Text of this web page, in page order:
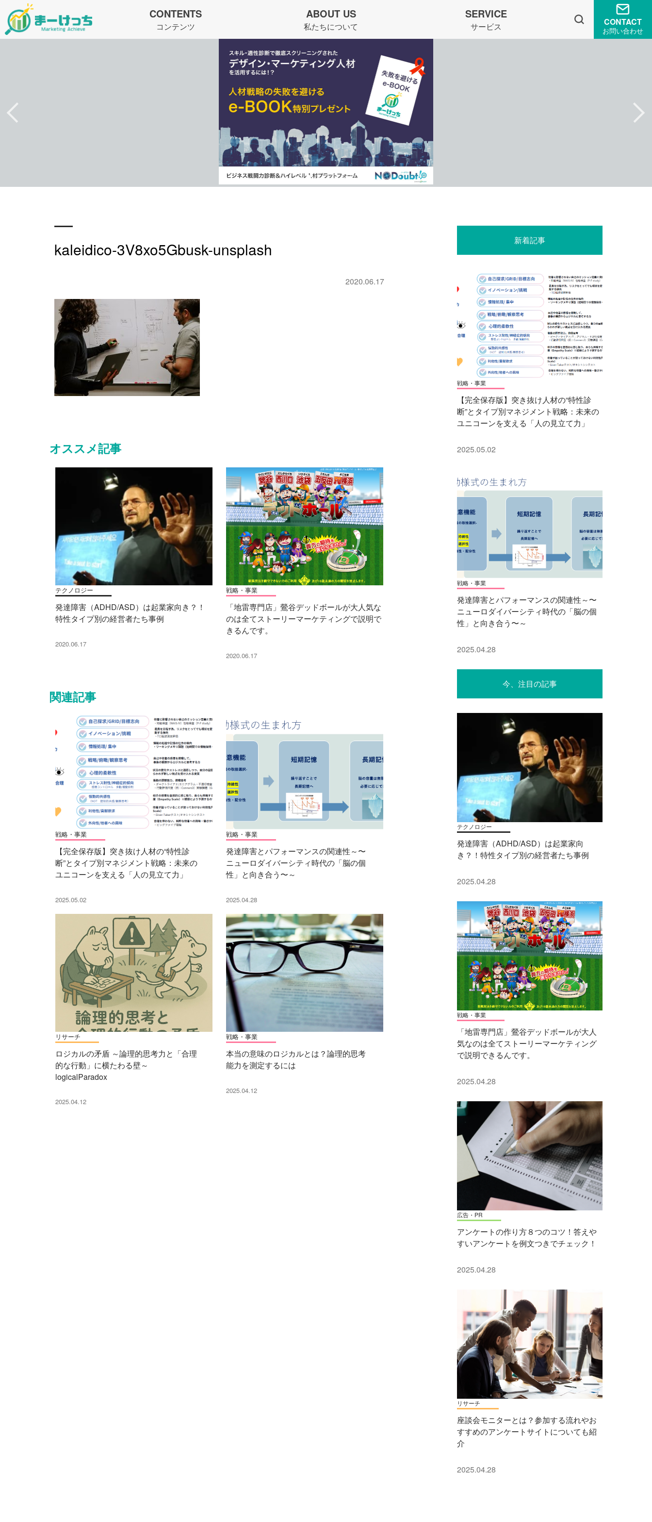
CONTENTS
コンテンツ
ABOUT US
私たちについて
SERVICE
サービス CONTACT
お問い合わせ
kaleidico-3V8xo5Gbusk-unsplash
2020.06.17
オススメ記事
テクノロジー
発達障害（ADHD/ASD）は起業家向き？！
特性タイプ別の経営者たち事例
2020.06.17
戦略・事業
「地雷専門店」鶯谷デッドボールが大人気な
のは全てストーリーマーケティングで説明で
きるんです。
2020.06.17
関連記事
戦略・事業
【完全保存版】突き抜け人材の“特性診
断”とタイプ別マネジメント戦略：未来の
ユニコーンを支える「人の見立て力」
2025.05.02
戦略・事業
発達障害とパフォーマンスの関連性～〜
ニューロダイバーシティ時代の「脳の個
性」と向き合う〜～
2025.04.28
リサーチ
ロジカルの矛盾 ～論理的思考力と「合理
的な行動」に横たわる壁～
logicalParadox
2025.04.12
戦略・事業
本当の意味のロジカルとは？論理的思考
能力を測定するには
2025.04.12
新着記事
戦略・事業
【完全保存版】突き抜け人材の“特性診
断”とタイプ別マネジメント戦略：未来の
ユニコーンを支える「人の見立て力」
2025.05.02
戦略・事業
発達障害とパフォーマンスの関連性～〜
ニューロダイバーシティ時代の「脳の個
性」と向き合う〜～
2025.04.28
今、注目の記事
テクノロジー
発達障害（ADHD/ASD）は起業家向
き？！特性タイプ別の経営者たち事例
2025.04.28
戦略・事業
「地雷専門店」鶯谷デッドボールが大人
気なのは全てストーリーマーケティング
で説明できるんです。
2025.04.28
広告・PR
アンケートの作り方８つのコツ！答えや
すいアンケートを例文つきでチェック！
2025.04.28
リサーチ
座談会モニターとは？参加する流れやお
すすめのアンケートサイトについても紹
介
2025.04.28